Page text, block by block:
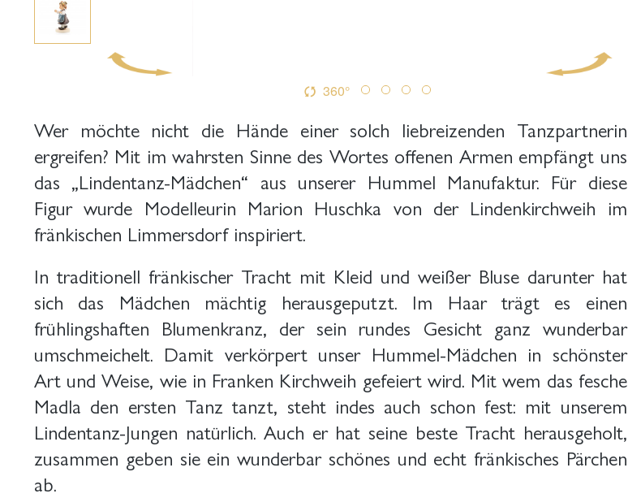
360°
Wer möchte nicht die Hände einer solch liebreizenden Tanzpartnerin
ergreifen? Mit im wahrsten Sinne des Wortes offenen Armen empfängt uns
das „Lindentanz-Mädchen“ aus unserer Hummel Manufaktur. Für diese
Figur wurde Modelleurin Marion Huschka von der Lindenkirchweih im
fränkischen Limmersdorf inspiriert.
In traditionell fränkischer Tracht mit Kleid und weißer Bluse darunter hat
sich das Mädchen mächtig herausgeputzt. Im Haar trägt es einen
frühlingshaften Blumenkranz, der sein rundes Gesicht ganz wunderbar
umschmeichelt. Damit verkörpert unser Hummel-Mädchen in schönster
Art und Weise, wie in Franken Kirchweih gefeiert wird. Mit wem das fesche
Madla den ersten Tanz tanzt, steht indes auch schon fest: mit unserem
Lindentanz-Jungen natürlich. Auch er hat seine beste Tracht herausgeholt,
zusammen geben sie ein wunderbar schönes und echt fränkisches Pärchen
ab.